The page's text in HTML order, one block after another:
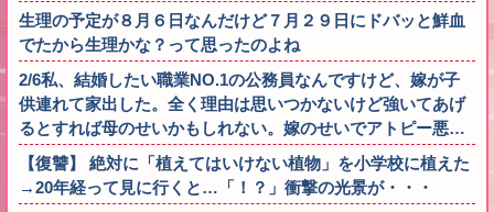
生理の予定が８月６日なんだけど７月２９日にドバッと鮮血
でたから生理かな？って思ったのよね
2/6私、結婚したい職業NO.1の公務員なんですけど、嫁が子
供連れて家出した。全く理由は思いつかないけど強いてあげ
るとすれば母のせいかもしれない。嫁のせいでアトピー悪…
【復讐】 絶対に「植えてはいけない植物」を小学校に植えた
→20年経って見に行くと…「！？」衝撃の光景が・・・